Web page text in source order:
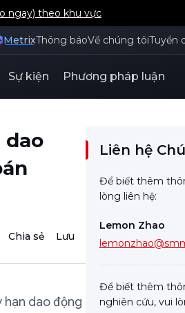
ngay) theo khu vực
MetrixThông báoVề chúng tôiTuyển
Sự kiện Phương pháp luận
dao
Chia sẻ Lưu
hạn dao động
Liên hệ
Để biết thêm
lòng liên hệ:
Lemon Zhao
Để biết thêm
nghiên cứu, vui